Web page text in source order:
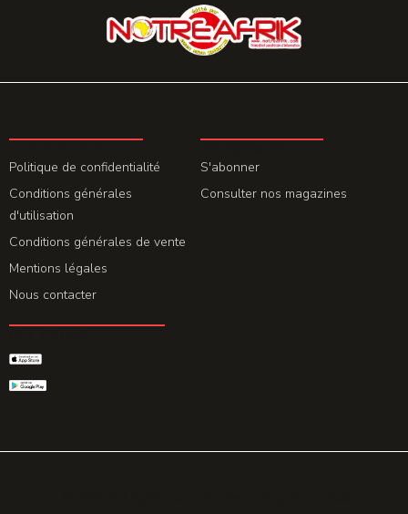
Politique de confidentialité
Conditions générales
d'utilisation
Conditions générales de vente
Mentions légales
Nous contacter
S'abonner
Consulter nos magazines